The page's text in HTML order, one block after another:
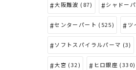
大阪難波 (87) シャドー
センターパート (525) ツ
ソフトスパイラルパーマ (3)
大宮 (32) ヒロ銀座 (330)